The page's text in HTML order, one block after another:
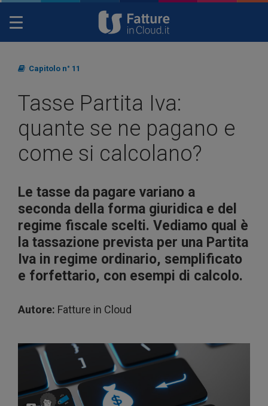
Toggle
Capitolo n° 11
Tasse Partita Iva:
quante se ne pagano e
come si calcolano?
Le tasse da pagare variano a
seconda della forma giuridica e del
regime fiscale scelti. Vediamo qual è
la tassazione prevista per una Partita
Iva in regime ordinario, semplificato
e forfettario, con esempi di calcolo.
Autore: Fatture in Cloud